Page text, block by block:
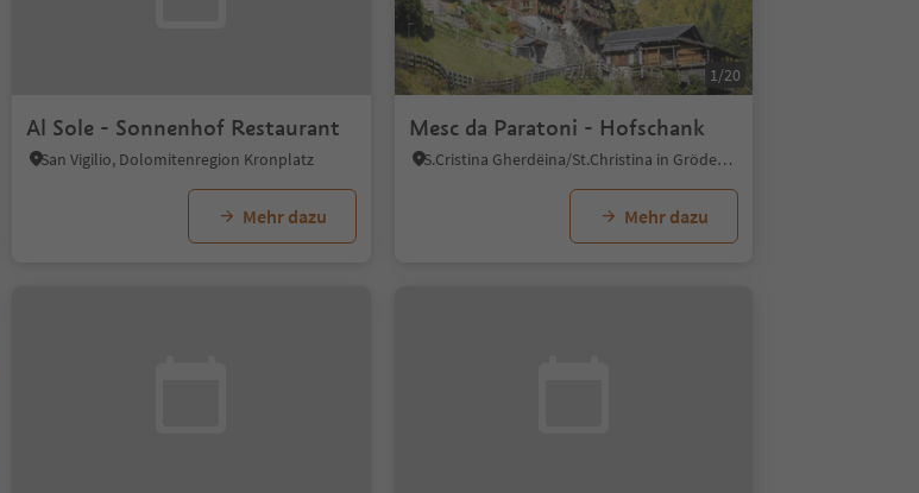
Al Sole - Sonnenhof Restaurant
San Vigilio, Dolomitenregion Kronplatz
Mehr dazu
1/20
Mesc da Paratoni - Hofschank
S.Cristina Gherdëina/St.Christina in Gröden, St.Christina in Gröden, Dolomitenregion Gröden
Mehr dazu